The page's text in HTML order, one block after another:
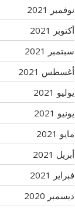
نوفمبر 2021
أكتوبر 2021
سبتمبر 2021
أغسطس 2021
يوليو 2021
يونيو 2021
مايو 2021
أبريل 2021
فبراير 2021
ديسمبر 2020